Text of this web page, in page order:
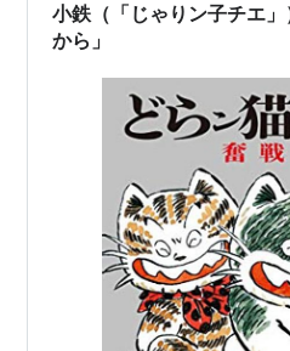
小鉄（「じゃりン子チエ
から」